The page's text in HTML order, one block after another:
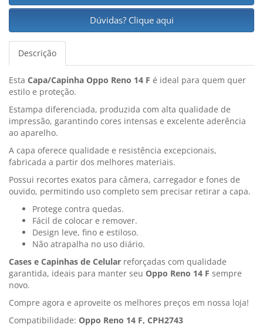
Dúvidas? Clique aqui
Descrição
Esta Capa/Capinha Oppo Reno 14 F é ideal para quem quer
estilo e proteção.
Estampa diferenciada, produzida com alta qualidade de
impressão, garantindo cores intensas e excelente aderência
ao aparelho.
A capa oferece qualidade e resistência excepcionais,
fabricada a partir dos melhores materiais.
Possui recortes exatos para câmera, carregador e fones de
ouvido, permitindo uso completo sem precisar retirar a capa.
Protege contra quedas.
Fácil de colocar e remover.
Design leve, fino e estiloso.
Não atrapalha no uso diário.
Cases e Capinhas de Celular reforçadas com qualidade
garantida, ideais para manter seu Oppo Reno 14 F sempre
novo.
Compre agora e aproveite os melhores preços em nossa loja!
Compatibilidade: Oppo Reno 14 F, CPH2743